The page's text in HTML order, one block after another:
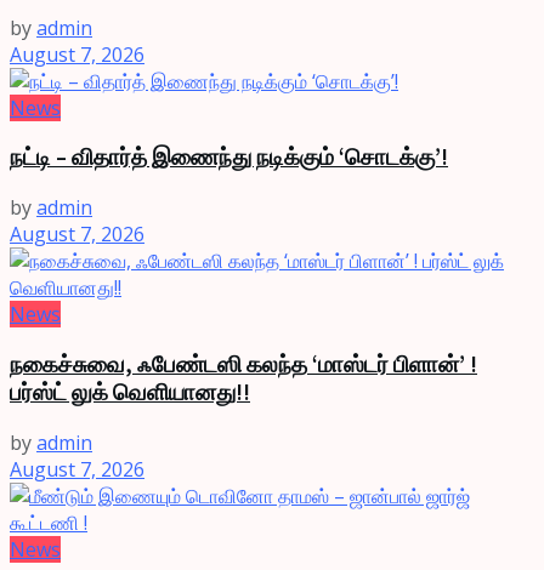
byadmin
August 7, 2026
News
நட்டி – விதார்த் இணைந்து நடிக்கும் ‘சொடக்கு’!
byadmin
August 7, 2026
News
நகைச்சுவை, ஃபேண்டஸி கலந்த ‘மாஸ்டர் பிளான்’ !
பர்ஸ்ட் லுக் வெளியானது!!
byadmin
August 7, 2026
News